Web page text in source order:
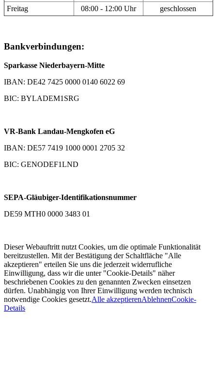
Freitag
08:00 - 12:00 Uhr geschlossen
Bankverbindungen:
Sparkasse Niederbayern-Mitte
IBAN: DE42 7425 0000 0140 6022 69
BIC: BYLADEM1SRG
VR-Bank Landau-Mengkofen eG
IBAN: DE57 7419 1000 0001 2705 32
BIC: GENODEF1LND
SEPA-Gläubiger-Identifikationsnummer
DE59 MTH0 0000 3483 01
Dieser Webauftritt nutzt Cookies, um die optimale Funktionalität
bereitzustellen. Mit der Bestätigung der Schaltfläche "Alle
akzeptieren" erteilen Sie uns die jederzeit widerrufliche
Einwilligung, dass wir die unter "Cookie-Details" näher
beschriebenen Cookies zu den genannten Zwecken einsetzen
dürfen. Unabhängig von Ihrer Einwilligung werden technisch
notwendige Cookies gesetzt.Alle akzeptierenAblehnenCookie-
Details